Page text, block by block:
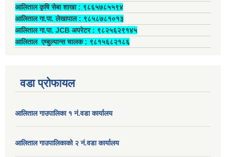
आलिताल कृषि सेबा शाखा : ९८६५७८५५९४
आलिताल गा.पा. लेखापाल ‍: ९८५८७८१०१३
आलिताल गा.पा. JCB अपरेटर ‍: ९८२५६२९१४५
आलिताल एम्बुल्यान्स चालक ‍: ९८१५६८२१८६
वडा प्रोफायल
आलिताल गाउपालिका १ नं.वडा कार्यालय
आलिताल गाउपालिकाको २ नं.वडा कार्यालय